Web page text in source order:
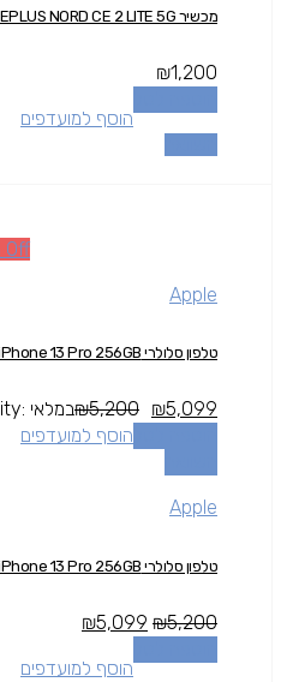
מכשיר ONEPLUS NORD CE 2 LITE 5G
₪1,200
הוסף למועדפים
Off
Apple
טלפון סלולרי Apple iPhone 13 Pro 256GB
₪5,200 ₪5,099
במלאי
הוסף למועדפים
Apple
טלפון סלולרי Apple iPhone 13 Pro 256GB
₪5,200
₪5,099
הוסף למועדפים